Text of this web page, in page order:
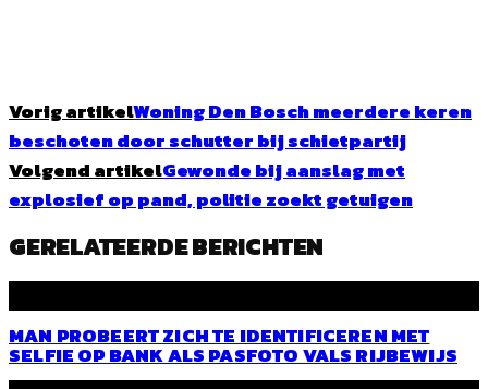
Vorig artikelWoning Den Bosch meerdere keren
beschoten door schutter bij schietpartij
Volgend artikelGewonde bij aanslag met
explosief op pand, politie zoekt getuigen
GERELATEERDE BERICHTEN
MAN PROBEERT ZICH TE IDENTIFICEREN MET
SELFIE OP BANK ALS PASFOTO VALS RIJBEWIJS